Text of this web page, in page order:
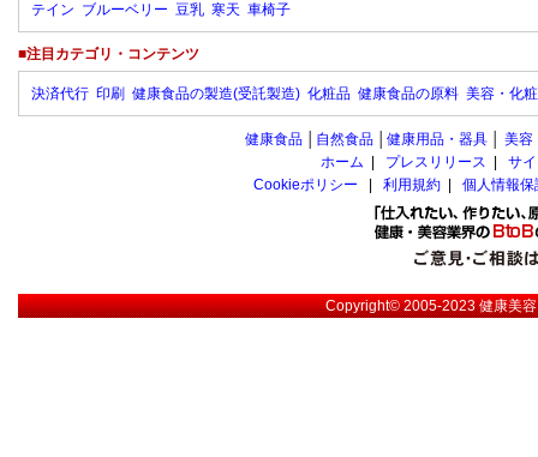
テイン ブルーベリー 豆乳 寒天 車椅子
■注目カテゴリ・コンテンツ
決済代行 印刷 健康食品の製造(受託製造) 化粧品 健康食品の原料 美容・化
健康食品 自然食品 健康用品・器具 美容
ホーム
プレスリリース
サ
Cookieポリシー
利用規約 個人情報
Copyright© 2005-2023健康美